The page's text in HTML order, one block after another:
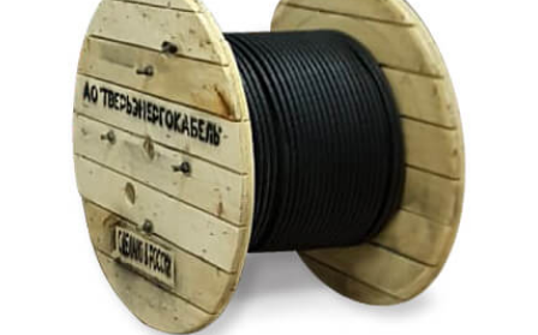
Кабели силовые с пластмассовой изоляцией в
холодостойком исполнении на напряжение до 1 КВ
Кабели силовые с изоляцией из сшитого
полиэтилена на напряжение до 20 КВ
Силовые кабели, не распространяющие горение, на
напряжение до 20 КВ
Кабели контрольные
Провода и кабели для электроустановок